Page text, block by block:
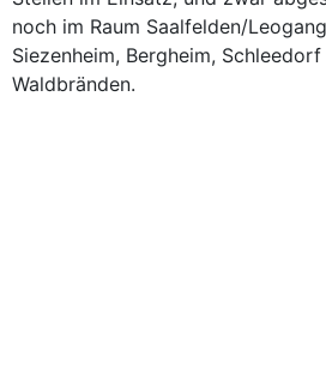
noch im Raum Saalfelden/
Siezenheim, Bergheim,
Waldbränden.